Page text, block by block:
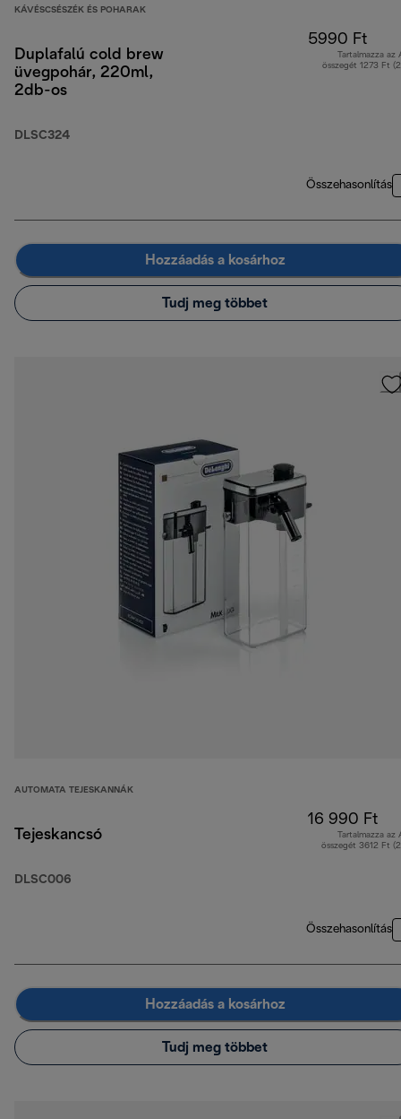
KÁVÉSCSÉSZÉK ÉS POHARAK
Duplafalú cold brew
üvegpohár, 220ml,
2db-os
DLSC324
5990 Ft
Tartalmazza az
összegét 1273 Ft
Összehasonlítás
Hozzáadás a kosárhoz
Tudj meg többet
AUTOMATA TEJESKANNÁK
Tejeskancsó
DLSC006
16 990 Ft
Tartalmazza az
összegét 3612 Ft
Összehasonlítás
Hozzáadás a kosárhoz
Tudj meg többet